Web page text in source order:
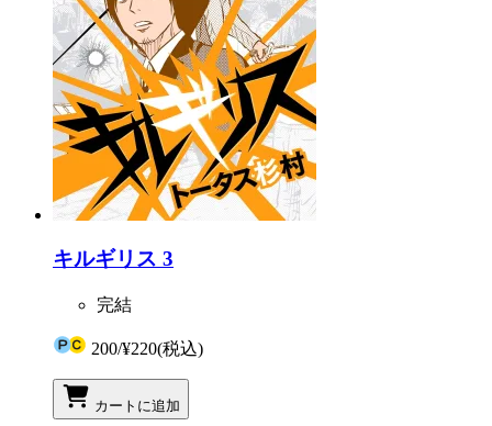
キルギリス 3
完結
200/¥220(税込)
カートに追加